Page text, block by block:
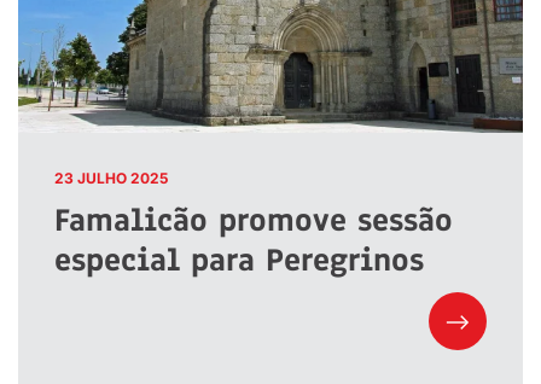
23 JULHO 2025
Famalicão promove sessão
especial para Peregrinos